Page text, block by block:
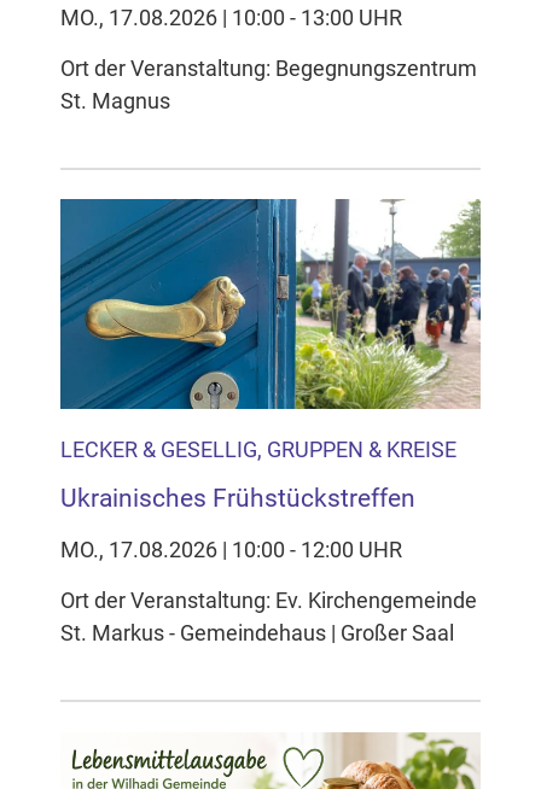
MO., 17.08.2026 | 10:00 - 13:00 UHR
Ort der Veranstaltung: Begegnungszentrum
St. Magnus
LECKER & GESELLIG, GRUPPEN & KREISE
Ukrainisches Frühstückstreffen
MO., 17.08.2026 | 10:00 - 12:00 UHR
Ort der Veranstaltung: Ev. Kirchengemeinde
St. Markus - Gemeindehaus | Großer Saal